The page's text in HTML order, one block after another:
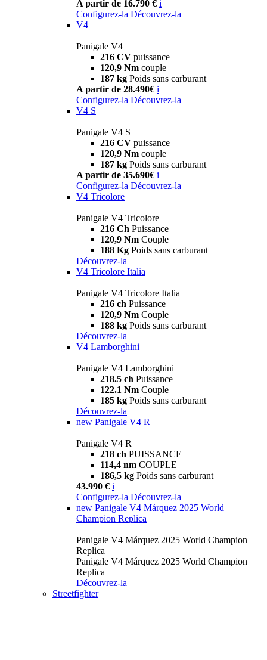
A partir de 16.790 € i
Configurez-la Découvrez-la
V4
Panigale V4
216 CV puissance
120,9 Nm couple
187 kg Poids sans carburant
A partir de 28.490€ i
Configurez-la Découvrez-la
V4 S
Panigale V4 S
216 CV puissance
120,9 Nm couple
187 kg Poids sans carburant
A partir de 35.690€ i
Configurez-la Découvrez-la
V4 Tricolore
Panigale V4 Tricolore
216 Ch Puissance
120,9 Nm Couple
188 Kg Poids sans carburant
Découvrez-la
V4 Tricolore Italia
Panigale V4 Tricolore Italia
216 ch Puissance
120,9 Nm Couple
188 kg Poids sans carburant
Découvrez-la
V4 Lamborghini
Panigale V4 Lamborghini
218.5 ch Puissance
122.1 Nm Couple
185 kg Poids sans carburant
Découvrez-la
new Panigale V4 R
Panigale V4 R
218 ch PUISSANCE
114,4 nm COUPLE
186,5 kg Poids sans carburant
43.990 € i
Configurez-la Découvrez-la
new Panigale V4 Márquez 2025 World
Champion Replica
Panigale V4 Márquez 2025 World Champion
Replica
Panigale V4 Márquez 2025 World Champion
Replica
Découvrez-la
Streetfighter